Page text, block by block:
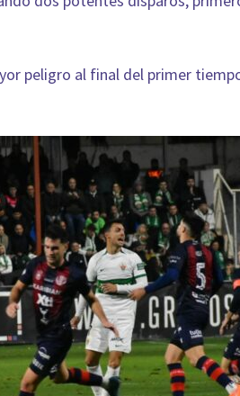
peligro al final del primer